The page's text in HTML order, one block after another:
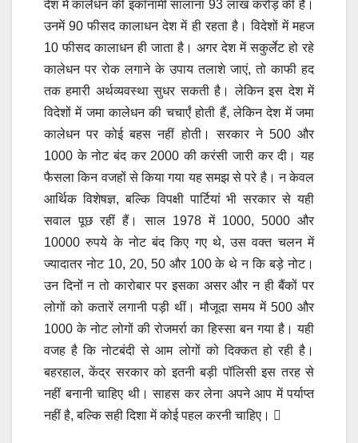
देश में कालेधन की इकॉनामी सालाना 93 लाख करोड़ की है।
उनमें 90 फीसद कालाधन देश में ही रहता है। विदेशों में महज
10 फीसद कालाधन ही जाता है। अगर देश में सकुर्लेट हो रहे
कालेधन पर रोक लगाने के उपाय तलाशे जाएं, तो काफी हद
तक हमारी अर्थव्यवस्था सुधर सकती है। लेकिन इस देश में
विदेशों में जमा कालेधन की चचार्एं होती हैं, लेकिन देश में जमा
कालेधन पर कोई बहस नहीं होती। सरकार ने 500 और
1000 के नोट बंद कर 2000 की करंसी जारी कर दी। यह
फैसला किन वजहों से किया गया यह समझ से परे है। न केवल
आर्थिक विशेषज्ञ, बल्कि विपक्षी पार्टियां भी सरकार से यही
सवाल पूछ रहीं हैं। साल 1978 में 1000, 5000 और
10000 रुपये के नोट बंद किए गए थे, उस वक्त चलन में
ज्यादातर नोट 10, 20, 50 और 100 के थे न कि बड़े नोट।
उन दिनों न तो कारोबार पर इसका असर और न ही बैंकों पर
लोगों को कतारें लगानी पड़ी थीं। मौजूदा समय में 500 और
1000 के नोट लोगों की रोजमर्रा का हिस्सा बन गया है। यही
वजह है कि नोटबंदी से आम लोगों को दिक्कत हो रही है।
बहरहाल, केंद्र सरकार को इतनी बड़ी पॉलिसी इस तरह से
नहीं बनानी चाहिए थी। साहस कर लेना अपने आप में पर्याप्त
नहीं है, बल्कि सही दिशा में कोई पहल करनी चाहिए। 